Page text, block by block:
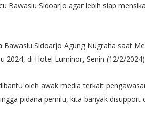
Bawaslu Sidoarjo agar lebih siap
Bawaslu Sidoarjo Agung Nugraha saat
2024, di Hotel Luminor, Senin (12/2/
oleh awak media terkait
pidana pemilu, kita banyak disupport